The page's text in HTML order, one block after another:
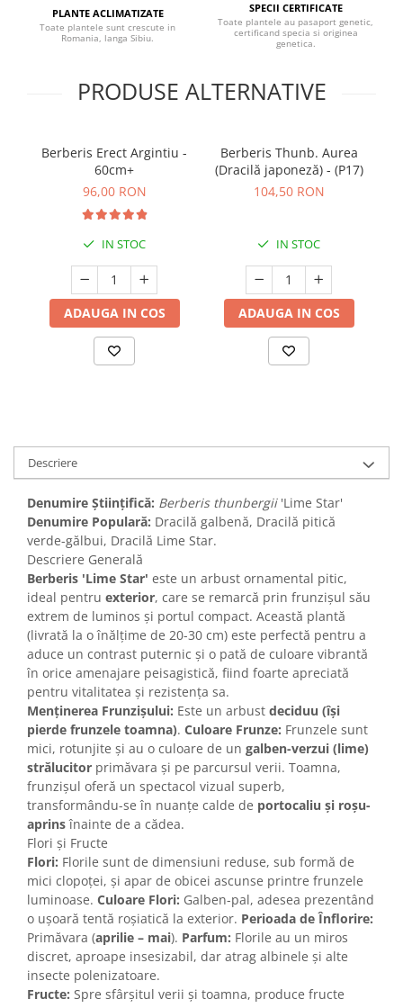
PLANTE ACLIMATIZATE
Toate plantele sunt crescute in
Romania, langa Sibiu.
SPECII CERTIFICATE
Toate plantele au pasaport genetic,
certificand specia si originea
genetica.
PRODUSE ALTERNATIVE
Berberis Erect Argintiu -
60cm+
96,00 RON
IN STOC
ADAUGA IN COS
Berberis Thunb. Aurea
(Dracilă japoneză) - (P17)
104,50 RON
IN STOC
ADAUGA IN COS
Descriere
Denumire Științifică: Berberis thunbergii'Lime Star'
Denumire Populară: Dracilă galbenă, Dracilă pitică
verde-gălbui, Dracilă Lime Star.
Descriere Generală
Berberis 'Lime Star' este un arbust ornamental pitic,
ideal pentru exterior, care se remarcă prin frunzișul său
extrem de luminos și portul compact. Această plantă
(livrată la o înălțime de 20-30 cm) este perfectă pentru a
aduce un contrast puternic și o pată de culoare vibrantă
în orice amenajare peisagistică, fiind foarte apreciată
pentru vitalitatea și rezistența sa.
Menținerea Frunzișului: Este un arbust deciduu (își
pierde frunzele toamna). Culoare Frunze: Frunzele sunt
mici, rotunjite și au o culoare de un galben-verzui (lime)
strălucitor primăvara și pe parcursul verii. Toamna,
frunzișul oferă un spectacol vizual superb,
transformându-se în nuanțe calde de portocaliu și roșu-
aprinsînainte de a cădea.
Flori și Fructe
Flori: Florile sunt de dimensiuni reduse, sub formă de
mici clopoței, și apar de obicei ascunse printre frunzele
luminoase. Culoare Flori: Galben-pal, adesea prezentând
o ușoară tentă roșiatică la exterior. Perioada de Înflorire:
Primăvara (aprilie – mai). Parfum: Florile au un miros
discret, aproape insesizabil, dar atrag albinele și alte
insecte polenizatoare.
Fructe: Spre sfârșitul verii și toamna, produce fructe